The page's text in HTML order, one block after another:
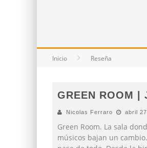
Inicio Reseña
GREEN ROOM
Nicolas Ferraro abril
Green Room. La sala
músicos bajan un